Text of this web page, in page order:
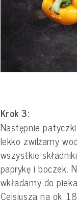
Krok 3:
Następnie
lekko zwilżamy
wszystkie
paprykę i boczek.
wkładamy do
Celsjusza na ok.